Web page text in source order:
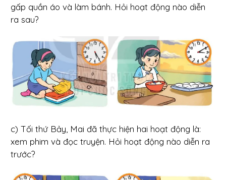
gấp quần áo và làm bánh. Hỏi hoạt động nào diễn
ra sau?
c) Tối thứ Bảy, Mai đã thực hiện hai hoạt động là:
xem phim và đọc truyện. Hỏi hoạt động nào diễn ra
trước?